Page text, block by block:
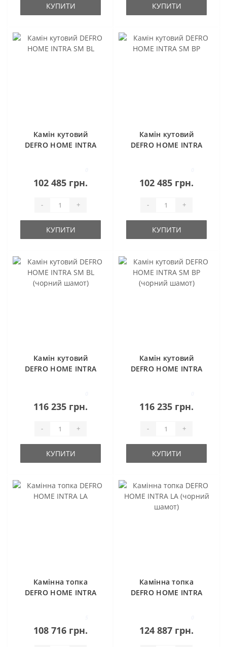
КУПИТИ КУПИТИ
Камін кутовий
DEFRO HOME INTRA
102 485 грн.
- +
КУПИТИ
Камін кутовий
DEFRO HOME INTRA
102 485 грн.
- +
КУПИТИ
Камін кутовий
DEFRO HOME INTRA
116 235 грн.
- +
КУПИТИ
Камін кутовий
DEFRO HOME INTRA
116 235 грн.
- +
КУПИТИ
Камінна топка
DEFRO HOME INTRA
108 716 грн.
Камінна топка
DEFRO HOME INTRA
124 887 грн.